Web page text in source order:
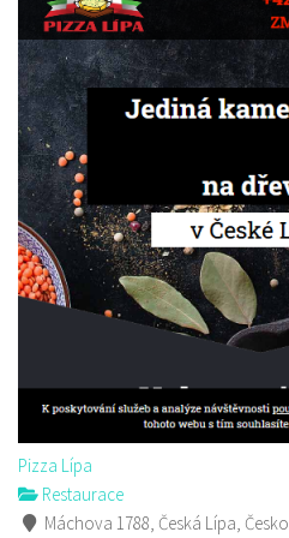
Pizza Lípa
Restaurace
Máchova 1788, Česká Lípa, Česko